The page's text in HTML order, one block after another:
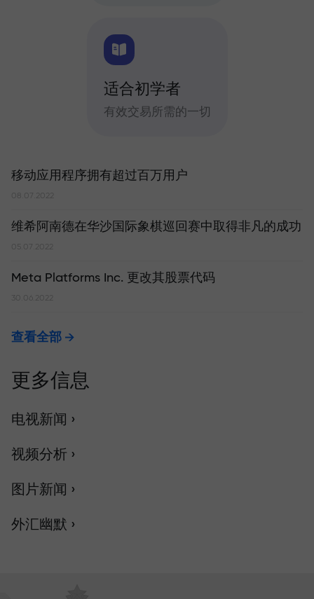
适合初学者
有效交易所需的一切
移动应用程序拥有超过百万用户
08.07.2022
维希阿南德在华沙国际象棋巡回赛中取得非凡的成功
Meta Platforms Inc. 更改其股票代码
30.06.2022
查看全部
更多信息
电视新闻 ›
视频分析 ›
图片新闻 ›
外汇幽默 ›